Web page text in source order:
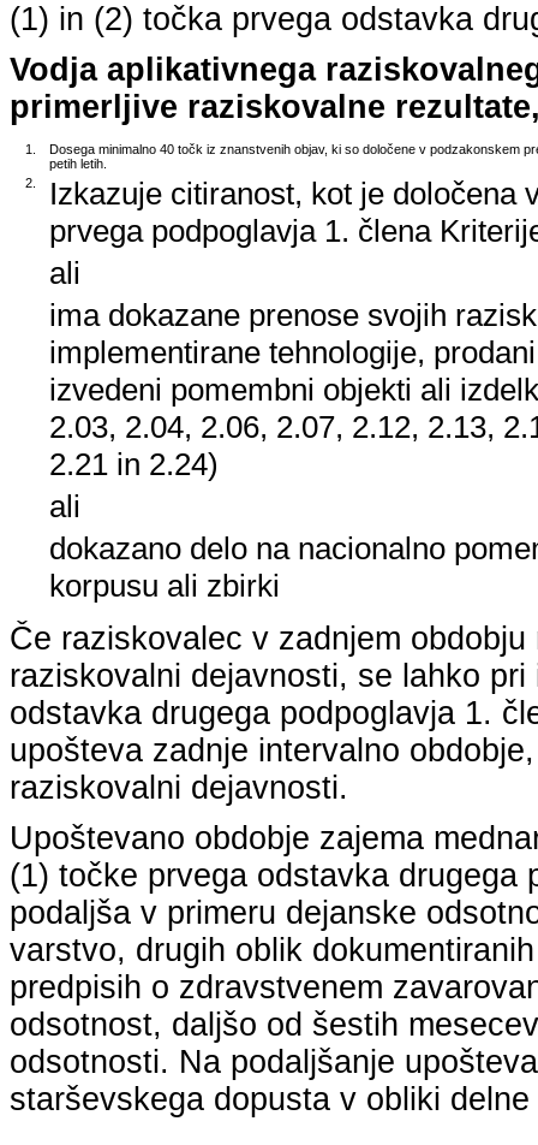
(1) in (2) točka prvega odstavka
Vodja aplikativnega
primerljive raziskovalne
1.
Dosega minimalno 40 točk iz znanstvenih objav, ki so določene v podzakonskem
petih letih.
2.
Izkazuje citiranost, kot je določena
prvega podpoglavja 1. člena
ali
ima dokazane prenose svojih
implementirane tehnologije,
izvedeni pomembni objekti ali
2.03, 2.04, 2.06, 2.07, 2.12, 2.13,
2.21 in 2.24)
ali
dokazano delo na nacionalno
korpusu ali zbirki
Če raziskovalec v zadnjem
raziskovalni dejavnosti, se lahko
odstavka drugega podpoglavja 1.
upošteva zadnje intervalno
raziskovalni dejavnosti.
Upoštevano obdobje zajema
(1) točke prvega odstavka drugega
podaljša v primeru dejanske
varstvo, drugih oblik
predpisih o zdravstvenem
odsotnost, daljšo od šestih
odsotnosti. Na podaljšanje
starševskega dopusta v obliki